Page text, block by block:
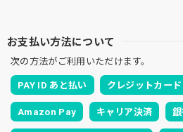
お支払い方法について
次の方法がご利用いただけます。
PAY ID あと払い クレジットカード
Amazon Pay キャリア決済